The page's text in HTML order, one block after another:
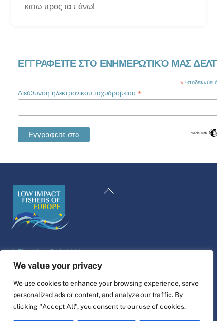
We value your privacy
We use cookies to enhance your browsing experience, serve
personalized ads or content, and analyze our traffic. By
clicking "Accept All", you consent to our use of cookies.
κάτω προς τα πάνω!
ΕΓΓΡΑΦΕΊΤΕ ΣΤΟ ΕΝΗΜΕΡΩΤΙΚΌ ΜΑΣ
* υποδεικνύει
Διεύθυνση ηλεκτρονικού ταχυδρομείου*
Επιστροφή
©Πλατφόρμα ζωής2026
Σχεδιασμός και κατασκευή ιστοσελίδας από
Συνδέστε το
Croatian
Dutch
Swedish